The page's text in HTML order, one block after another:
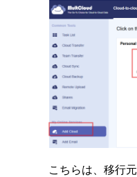
こちらは、移行